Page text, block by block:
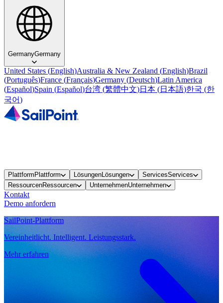
GermanyGermany
United States (English)Australia & New Zealand (English)Brazil
(Português)France (Français)Germany (Deutsch)Latin America
(Español)Spain (Español)台湾 (繁體中文)日本 (日本語)한국 (한
국어)
Plattform Plattform LösungenLösungen ServicesServices
RessourcenRessourcen UnternehmenUnternehmen
Kontakt
Demo anfordern
SailPoint-Plattform
Vereinheitlicht. Intelligent. Leistungsstark.
Mehr erfahren